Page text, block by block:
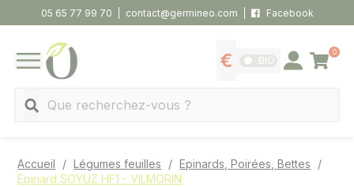
05 65 77 99 70 contact@germineo.com Facebook
MENU
Afficher les tarifs
BIO Se connecter
0
Panier
Accueil Légumes feuilles
Epinards, Poirées, Bettes
Epinard SOYUZ HF1 - VILMORIN
Panneau de gestion des cookies